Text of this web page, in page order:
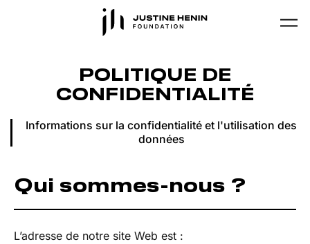
Skip to main content
POLITIQUE DE
CONFIDENTIALITÉ
Informations sur la confidentialité et l'utilisation des
données
Qui sommes-nous ?
L’adresse de notre site Web est :